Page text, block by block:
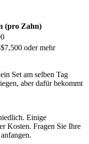
(pro Zahn)
oder mehr
Set am selben Tag
aber dafür bekommt
Einige
Kosten. Fragen Sie Ihre